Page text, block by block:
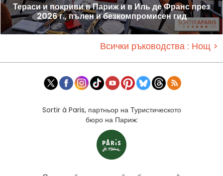
Тераси и покриви в Париж и в Иль де Франс през
2026 г., пълен и безкомпромисен гид
Всички ръководства : Нощ >
Sortir à Paris, партньор на Туристическото
бюро на Париж: